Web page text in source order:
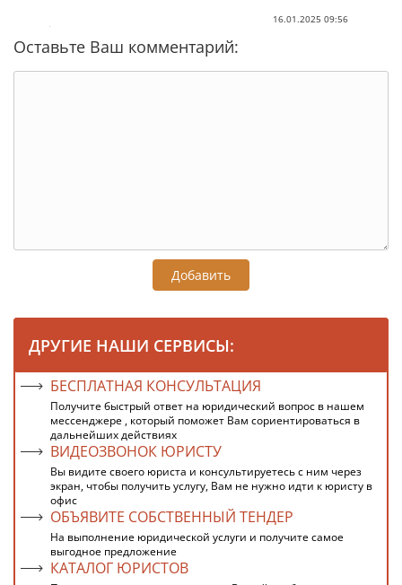
16.01.2025 09:56
Оставьте Ваш комментарий:
Добавить
ДРУГИЕ НАШИ СЕРВИСЫ:
БЕСПЛАТНАЯ КОНСУЛЬТАЦИЯ
Получите быстрый ответ на юридический вопрос в нашем
мессенджере , который поможет Вам сориентироваться в
дальнейших действиях
ВИДЕОЗВОНОК ЮРИСТУ
Вы видите своего юриста и консультируетесь с ним через
экран, чтобы получить услугу, Вам не нужно идти к юристу в
офис
ОБЪЯВИТЕ СОБСТВЕННЫЙ ТЕНДЕР
На выполнение юридической услуги и получите самое
выгодное предложение
КАТАЛОГ ЮРИСТОВ